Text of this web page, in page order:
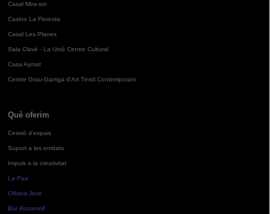
Casal Mira-sol
Casino La Floresta
Casal Les Planes
Sala Clavé - La Unió Centre Cultural
Casa Aymat
Centre Grau-Garriga d'Art Tèxtil Contemporani
Què oferim
Cessió d'espais
Suport a les entitats
Impuls a la creativitat
La Pua
Oficina Jove
Bar Bocamoll